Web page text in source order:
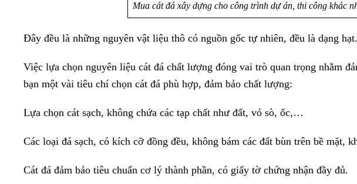
Mua cát đá xây dựng cho công trình dự án, thi công khác
Đây đều là những nguyên vật liệu thô có nguồn gốc tự nhiên, đều là dạng hạt.
Việc lựa chọn nguyên liệu cát đá chất lượng đóng vai trò quan trọng
bạn một vài tiêu chí chọn cát đá phù hợp, đảm bảo chất lượng:
Lựa chọn cát sạch, không chứa các tạp chất như đất, vỏ sò, ốc,…
Các loại đá sạch, có kích cỡ đồng đều, không bám các đất bùn trên bề mặt,
Cát đá đảm bảo tiêu chuẩn cơ lý thành phần, có giấy tờ chứng nhận đầy đủ.